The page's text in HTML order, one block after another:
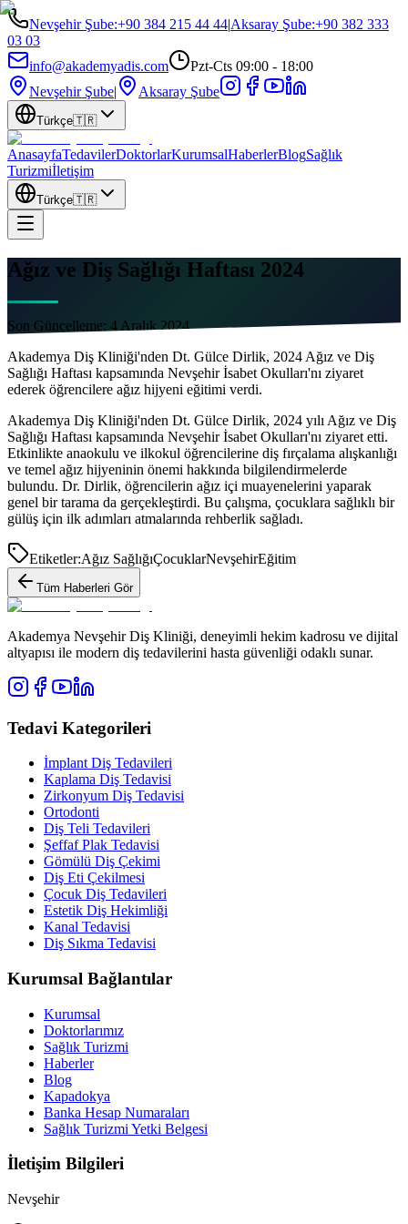
Nevşehir Şube:+90 384 215 44 44|Aksaray Şube:+90 382 333
03 03
info@akademyadis.com
Pzt-Cts 09:00 - 18:00
Nevşehir Şube| Aksaray Şube
Türkçe🇹🇷
AnasayfaTedavilerDoktorlarKurumsalHaberlerBlogSağlık
Turizmiİletişim
Türkçe🇹🇷
Ağız ve Diş Sağlığı Haftası 2024
Son Güncelleme: 4 Aralık 2024
Akademya Diş Kliniği'nden Dt. Gülce Dirlik, 2024 Ağız ve Diş
Sağlığı Haftası kapsamında Nevşehir İsabet Okulları'nı ziyaret
ederek öğrencilere ağız hijyeni eğitimi verdi.
Akademya Diş Kliniği'nden Dt. Gülce Dirlik, 2024 yılı Ağız ve Diş
Sağlığı Haftası kapsamında Nevşehir İsabet Okulları'nı ziyaret etti.
Etkinlikte anaokulu ve ilkokul öğrencilerine diş fırçalama alışkanlığı
ve temel ağız hijyeninin önemi hakkında bilgilendirmelerde
bulundu. Dr. Dirlik, öğrencilerin ağız içi muayenelerini yaparak
genel bir tarama da gerçekleştirdi. Bu çalışma, çocuklara sağlıklı bir
gülüş için ilk adımları atmalarında rehberlik sağladı.
Etiketler:Ağız SağlığıÇocuklarNevşehirEğitim
Tüm Haberleri Gör
Akademya Nevşehir Diş Kliniği, deneyimli hekim kadrosu ve dijital
altyapısı ile modern diş tedavilerini hasta güvenliği odaklı sunar.
Tedavi Kategorileri
İmplant Diş Tedavileri
Kaplama Diş Tedavisi
Zirkonyum Diş Tedavisi
Ortodonti
Diş Teli Tedavileri
Şeffaf Plak Tedavisi
Gömülü Diş Çekimi
Diş Eti Çekilmesi
Çocuk Diş Tedavileri
Estetik Diş Hekimliği
Kanal Tedavisi
Diş Sıkma Tedavisi
Kurumsal Bağlantılar
Kurumsal
Doktorlarımız
Sağlık Turizmi
Haberler
Blog
Kapadokya
Banka Hesap Numaraları
Sağlık Turizmi Yetki Belgesi
İletişim Bilgileri
Nevşehir